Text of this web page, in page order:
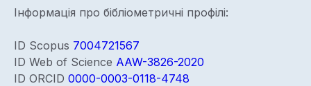
Інформація про бібліометричні профілі:
ID Scopus 7004721567
ID Web of Science AAW-3826-2020
ID ORCID 0000-0003-0118-4748